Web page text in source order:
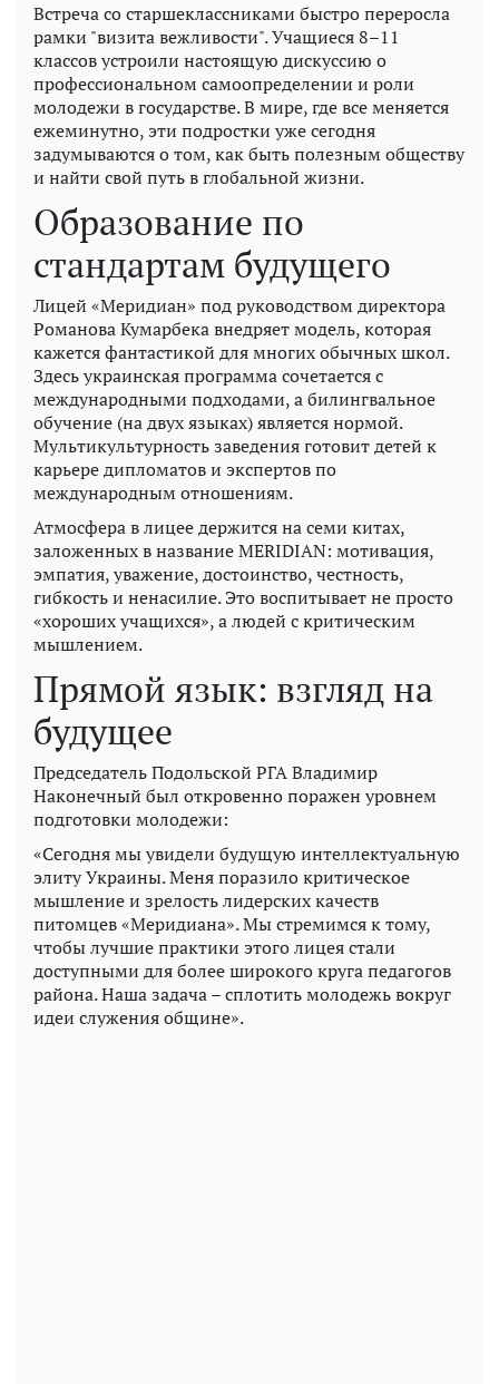
Встреча со старшеклассниками быстро переросла
рамки "визита вежливости". Учащиеся 8–11
классов устроили настоящую дискуссию о
профессиональном самоопределении и роли
молодежи в государстве. В мире, где все меняется
ежеминутно, эти подростки уже сегодня
задумываются о том, как быть полезным обществу
и найти свой путь в глобальной жизни.
Образование по
стандартам будущего
Лицей «Меридиан» под руководством директора
Романова Кумарбека внедряет модель, которая
кажется фантастикой для многих обычных школ.
Здесь украинская программа сочетается с
международными подходами, а билингвальное
обучение (на двух языках) является нормой.
Мультикультурность заведения готовит детей к
карьере дипломатов и экспертов по
международным отношениям.
Атмосфера в лицее держится на семи китах,
заложенных в название MERIDIAN: мотивация,
эмпатия, уважение, достоинство, честность,
гибкость и ненасилие. Это воспитывает не просто
«хороших учащихся», а людей с критическим
мышлением.
Прямой язык: взгляд на
будущее
Председатель Подольской РГА Владимир
Наконечный был откровенно поражен уровнем
подготовки молодежи:
«Сегодня мы увидели будущую интеллектуальную
элиту Украины. Меня поразило критическое
мышление и зрелость лидерских качеств
питомцев «Меридиана». Мы стремимся к тому,
чтобы лучшие практики этого лицея стали
доступными для более широкого круга педагогов
района. Наша задача – сплотить молодежь вокруг
идеи служения общине».